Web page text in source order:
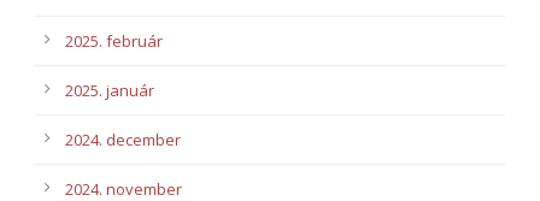
2025. február
2025. január
2024. december
2024. november